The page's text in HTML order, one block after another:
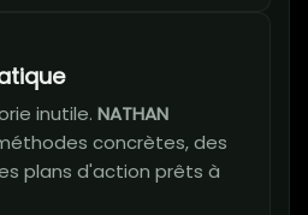
inutile. NATHAN
concrètes, des
plans d'action prêts à